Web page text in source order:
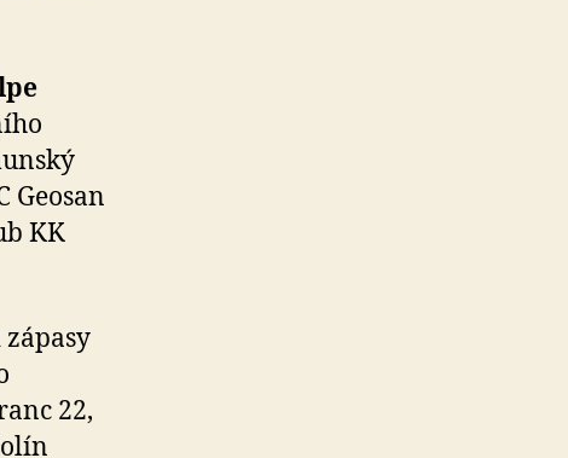
Geosan
KK
22,